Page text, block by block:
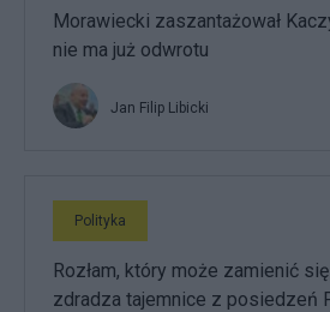
Morawiecki zaszantażował
nie ma już odwrotu
Jan Filip Libicki
Polityka
Rozłam, który może zamienić
zdradza tajemnice z posiedzeń